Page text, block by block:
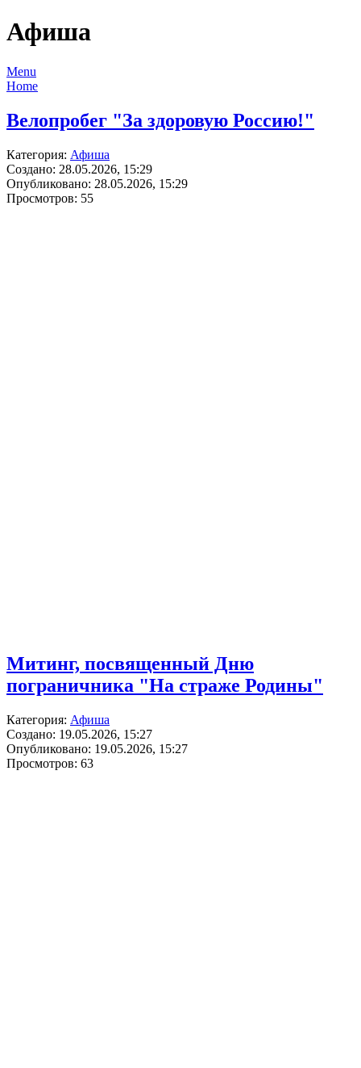
Афиша
Menu
Home
Велопробег "За здоровую Россию!"
Категория: Афиша
Создано: 28.05.2026, 15:29
Опубликовано: 28.05.2026, 15:29
Просмотров: 55
Митинг, посвященный Дню
пограничника "На страже Родины"
Категория: Афиша
Создано: 19.05.2026, 15:27
Опубликовано: 19.05.2026, 15:27
Просмотров: 63